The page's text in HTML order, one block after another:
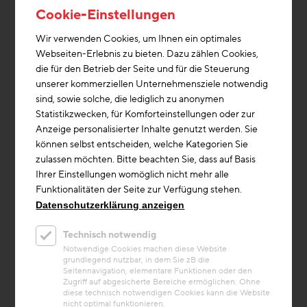
den Zuhörern, wie fit die Baubranche in Sachen
digitale Werkzeuge sei. Daraus konnten sie innovative
Maßnahmen für eine Erhöhung des digitalen
Reifegrads mitnehmen.
Cookie-Einstellungen
Wir verwenden Cookies, um Ihnen ein optimales
Webseiten-Erlebnis zu bieten. Dazu zählen Cookies,
die für den Betrieb der Seite und für die Steuerung
unserer kommerziellen Unternehmensziele notwendig
sind, sowie solche, die lediglich zu anonymen
Statistikzwecken, für Komforteinstellungen oder zur
Anzeige personalisierter Inhalte genutzt werden. Sie
können selbst entscheiden, welche Kategorien Sie
zulassen möchten. Bitte beachten Sie, dass auf Basis
Ihrer Einstellungen womöglich nicht mehr alle
Funktionalitäten der Seite zur Verfügung stehen.
Datenschutzerklärung anzeigen
Technisch notwendig
Notwendige Cookies machen diese Website
grundlegend nutzbar, in dem Sie zB die
Seitennavigation, elementare Funktionen oder den
Zugriff auf abgesicherte Bereiche ermöglichen. Ohne
diese technisch notwendigen Cookies kann die Website
nicht optimal funktionieren.